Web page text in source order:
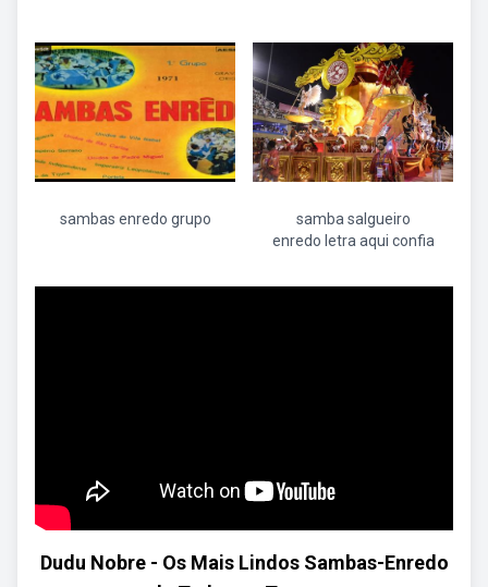
sambas enredo grupo
samba salgueiro
enredo letra aqui confia
Dudu Nobre - Os Mais Lindos Sambas-Enredo